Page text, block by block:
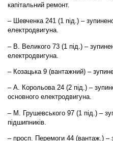
капітальний ремонт.
– Шевченка 241 (1 під.) –
електродвигуна.
– В. Великого 73 (1 під.) –
електродвигуна.
– Козацька 9 (вантажний) –
– А. Корольова 24 (2 під.) –
основного електродвигуна.
– М. Грушевського 97 (1 під.) –
підшипників.
– просп. Перемоги 44 (вантаж.) –